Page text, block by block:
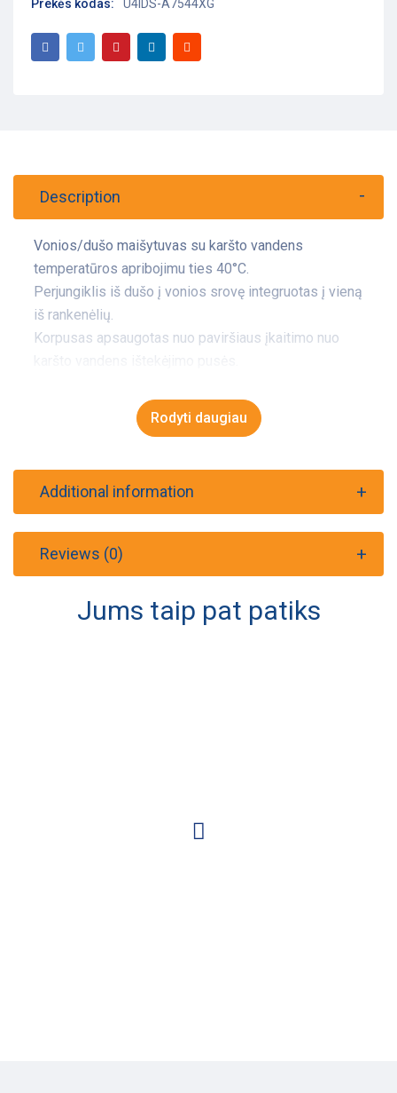
Prekės kodas: U4IDS-A7544XG
Description
Vonios/dušo maišytuvas su karšto vandens
temperatūros apribojimu ties 40°C.
Perjungiklis iš dušo į vonios srovę integruotas į vieną
iš rankenėlių.
Korpusas apsaugotas nuo paviršiaus įkaitimo nuo
Rodyti daugiau
Additional information
Reviews (0)
Jums taip pat patiks